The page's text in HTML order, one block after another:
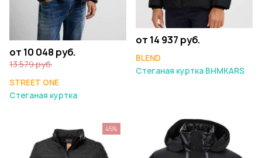
от 10 048 руб.
13 579 руб.
STREET ONE
Стеганая куртка
от 14 937 руб.
BLEND
Стеганая куртка BHMKARS
45%